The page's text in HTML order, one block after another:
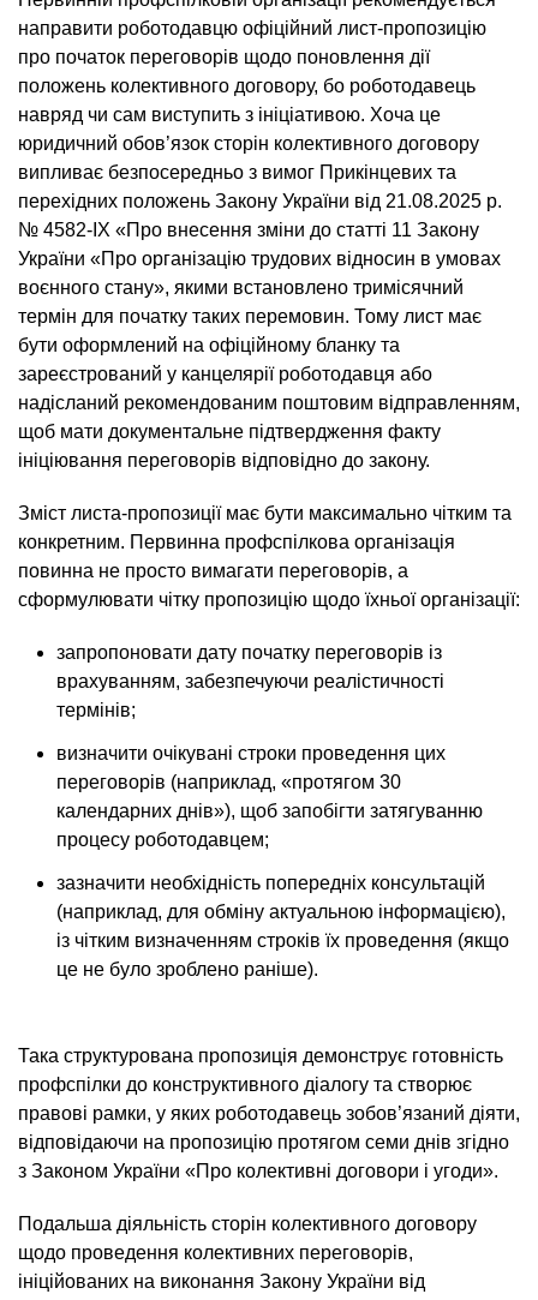
направити роботодавцю офіційний лист-пропозицію
про початок переговорів щодо поновлення дії
положень колективного договору, бо роботодавець
навряд чи сам виступить з ініціативою. Хоча це
юридичний обов’язок сторін колективного договору
випливає безпосередньо з вимог Прикінцевих та
перехідних положень Закону України від 21.08.2025 р.
№ 4582-IX «Про внесення зміни до статті 11 Закону
України «Про організацію трудових відносин в умовах
воєнного стану», якими встановлено тримісячний
термін для початку таких перемовин. Тому лист має
бути оформлений на офіційному бланку та
зареєстрований у канцелярії роботодавця або
надісланий рекомендованим поштовим відправленням,
щоб мати документальне підтвердження факту
ініціювання переговорів відповідно до закону.
Зміст листа-пропозиції має бути максимально чітким та
конкретним. Первинна профспілкова організація
повинна не просто вимагати переговорів, а
сформулювати чітку пропозицію щодо їхньої організації:
запропоновати дату початку переговорів із
врахуванням, забезпечуючи реалістичності
термінів;
визначити очікувані строки проведення цих
переговорів (наприклад, «протягом 30
календарних днів»), щоб запобігти затягуванню
процесу роботодавцем;
зазначити необхідність попередніх консультацій
(наприклад, для обміну актуальною інформацією),
із чітким визначенням строків їх проведення (якщо
це не було зроблено раніше).
Така структурована пропозиція демонструє готовність
профспілки до конструктивного діалогу та створює
правові рамки, у яких роботодавець зобов’язаний діяти,
відповідаючи на пропозицію протягом семи днів згідно
з Законом України «Про колективні договори і угоди».
Подальша діяльність сторін колективного договору
щодо проведення колективних переговорів,
ініційованих на виконання Закону України від